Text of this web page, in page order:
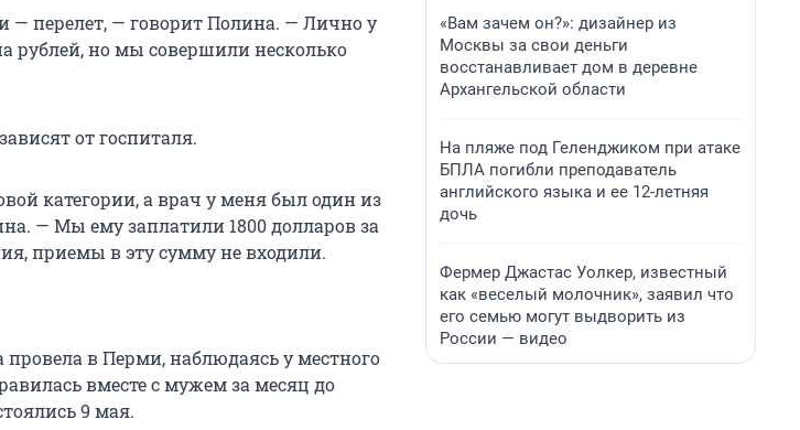
— перелет, — говорит Полина. — Лично у
рублей, но мы совершили несколько
от госпиталя.
категории, а врач у меня был один из
— Мы ему заплатили 1800 долларов за
приемы в эту сумму не входили.
в Перми, наблюдаясь у местного
вместе с мужем за месяц до
9 мая.
«Вам зачем он?»: дизайнер из
Москвы за свои деньги
восстанавливает дом в деревне
Архангельской области
На пляже под Геленджиком при атаке
БПЛА погибли преподаватель
английского языка и ее 12-летняя
дочь
Фермер Джастас Уолкер, известный
как «веселый молочник», заявил что
его семью могут выдворить из
России — видео